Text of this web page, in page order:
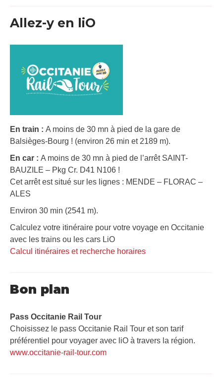
Allez-y en liO
En train : A moins de 30 mn à pied de la gare de
Balsièges-Bourg ! (environ 26 min et 2189 m).
En car : A moins de 30 mn à pied de l’arrêt SAINT-
BAUZILE – Pkg Cr. D41 N106 !
Cet arrêt est situé sur les lignes : MENDE – FLORAC –
ALES
Environ 30 min (2541 m).
Calculez votre itinéraire pour votre voyage en Occitanie
avec les trains ou les cars LiO
Calcul itinéraires et recherche horaires
Bon plan
Pass Occitanie Rail Tour​
Choisissez le pass Occitanie Rail Tour et son tarif
préférentiel pour voyager avec liO à travers la région.
www.occitanie-rail-tour.com